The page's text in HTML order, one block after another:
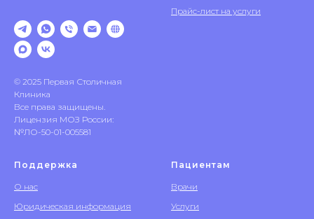
© 2025 Первая Столичная
Клиника
Все права защищены.
Лицензия МОЗ России:
№ЛО-50-01-005581
Прайс-лист на услуги
Поддержка
О нас
Юридическая информация
Пациентам
Врачи
Услуги